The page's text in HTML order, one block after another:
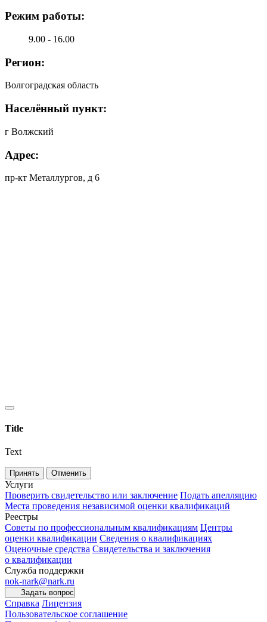
Режим работы:
9.00 - 16.00
Регион:
Волгоградская область
Населённый пункт:
г Волжский
Адрес:
пр-кт Металлургов, д 6
Title
Text
Принять Отменить
Услуги
Проверить свидетельство или заключение Подать апелляцию
Места проведения независимой оценки квалификаций
Реестры
Советы по профессиональным квалификациям Центры
оценки квалификации Сведения о квалификациях
Оценочные средства Свидетельства и заключения
о квалификации
Служба поддержки
nok-nark@nark.ru
Задать вопрос
Справка Лицензия
Пользовательское соглашение